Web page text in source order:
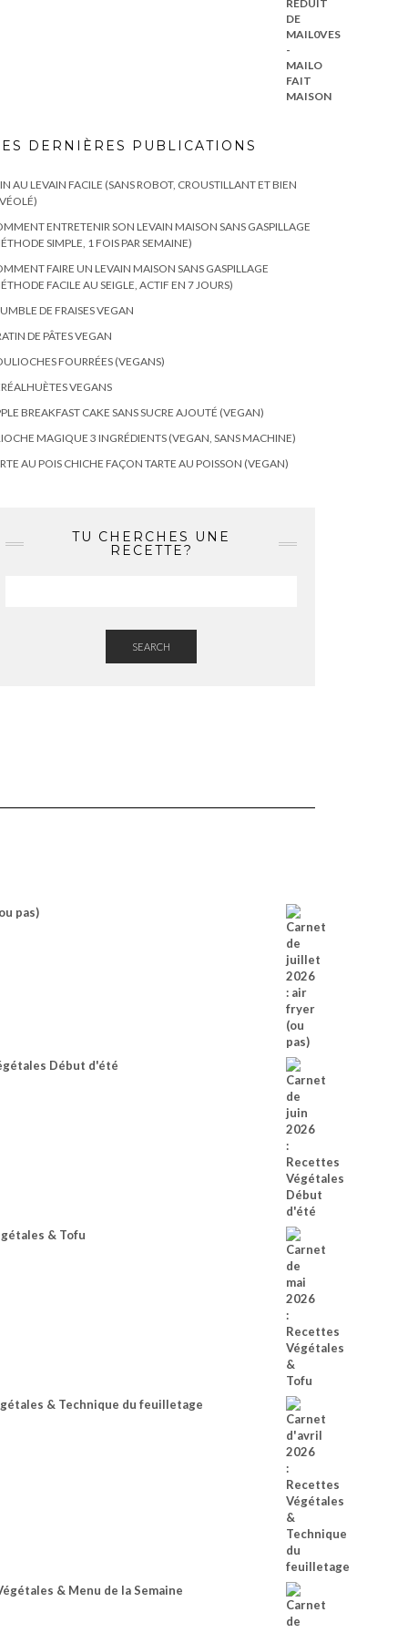
DERNIÈRES PUBLICATIONS
AU LEVAIN FACILE (SANS ROBOT, CROUSTILLANT ET BIEN
ENTRETENIR SON LEVAIN MAISON SANS GASPILLAGE
SIMPLE, 1 FOIS PAR SEMAINE)
FAIRE UN LEVAIN MAISON SANS GASPILLAGE
FACILE AU SEIGLE, ACTIF EN 7 JOURS)
DE FRAISES VEGAN
DE PÂTES VEGAN
FOURRÉES (VEGANS)
VEGANS
BREAKFAST CAKE SANS SUCRE AJOUTÉ (VEGAN)
MAGIQUE 3 INGRÉDIENTS (VEGAN, SANS MACHINE)
AU POIS CHICHE FAÇON TARTE AU POISSON (VEGAN)
TU CHERCHES UNE
RECETTE?
SEARCH
pas)
Début d'été
& Tofu
& Technique du feuilletage
& Menu de la Semaine